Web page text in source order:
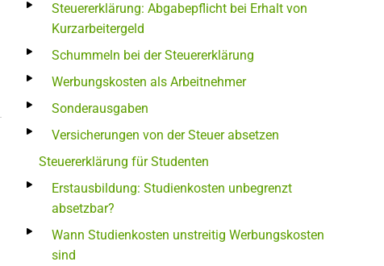
Steuererklärung: Abgabepflicht bei Erhalt von
Kurzarbeitergeld
Schummeln bei der Steuererklärung
Werbungskosten als Arbeitnehmer
Sonderausgaben
Versicherungen von der Steuer absetzen
Steuererklärung für Studenten
Erstausbildung: Studienkosten unbegrenzt
absetzbar?
Wann Studienkosten unstreitig Werbungskosten
sind